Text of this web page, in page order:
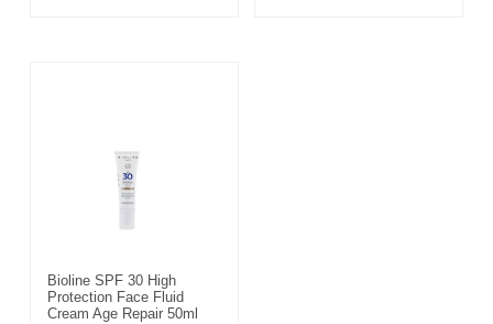
Bioline SPF 30 High
Protection Face Fluid
Cream Age Repair 50ml